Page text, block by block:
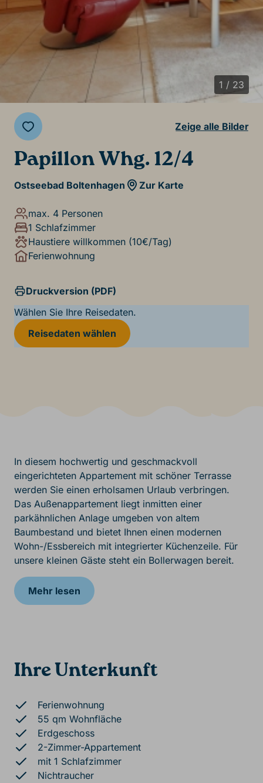
1 / 23
Zeige alle Bilder
Papillon Whg. 12/4
Ostseebad Boltenhagen Zur Karte
max. 4 Personen
1 Schlafzimmer
Haustiere willkommen (10€/Tag)
Ferienwohnung
Druckversion (PDF)
Wählen Sie Ihre Reisedaten.
Reisedaten wählen
In diesem hochwertig und geschmackvoll
eingerichteten Appartement mit schöner Terrasse
werden Sie einen erholsamen Urlaub verbringen.
Das Außenappartement liegt inmitten einer
parkähnlichen Anlage umgeben von altem
Baumbestand und bietet Ihnen einen modernen
Wohn-/Essbereich mit integrierter Küchenzeile. Für
unsere kleinen Gäste steht ein Bollerwagen bereit.
Mehr lesen
Ihre Unterkunft
Ferienwohnung
55 qm Wohnfläche
Erdgeschoss
2-Zimmer-Appartement
mit 1 Schlafzimmer
Nichtraucher